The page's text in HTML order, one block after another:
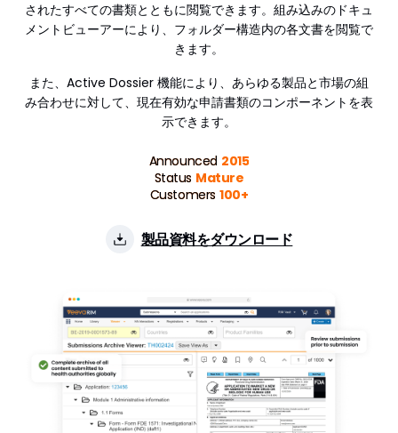
されたすべての書類とともに閲覧できます。組み込みのドキュ
メントビューアーにより、フォルダー構造内の各文書を閲覧で
きます。
また、Active Dossier 機能により、あらゆる製品と市場の組
み合わせに対して、現在有効な申請書類のコンポーネントを表
示できます。
Announced 2015
Status Mature
Customers 100+
製品資料をダウンロード